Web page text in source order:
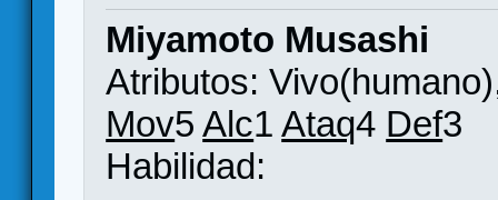
Miyamoto Musashi
Atributos:
Mov5Alc1Ataq4 Def3
Habilidad: